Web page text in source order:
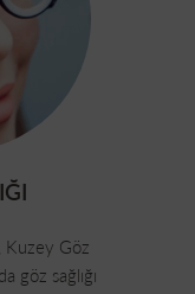
Kuzey Göz
göz sağlığı